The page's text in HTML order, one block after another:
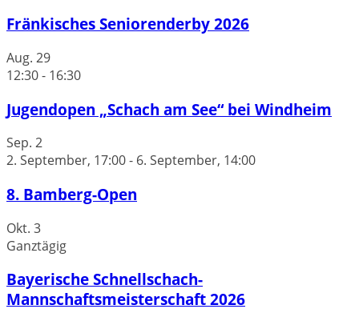
Fränkisches Seniorenderby 2026
Aug. 29
12:30- 16:30
Jugendopen „Schach am See“ bei Windheim
Sep. 2
2. September, 17:00- 6. September, 14:00
8. Bamberg-Open
Okt. 3
Ganztägig
Bayerische Schnellschach-
Mannschaftsmeisterschaft 2026